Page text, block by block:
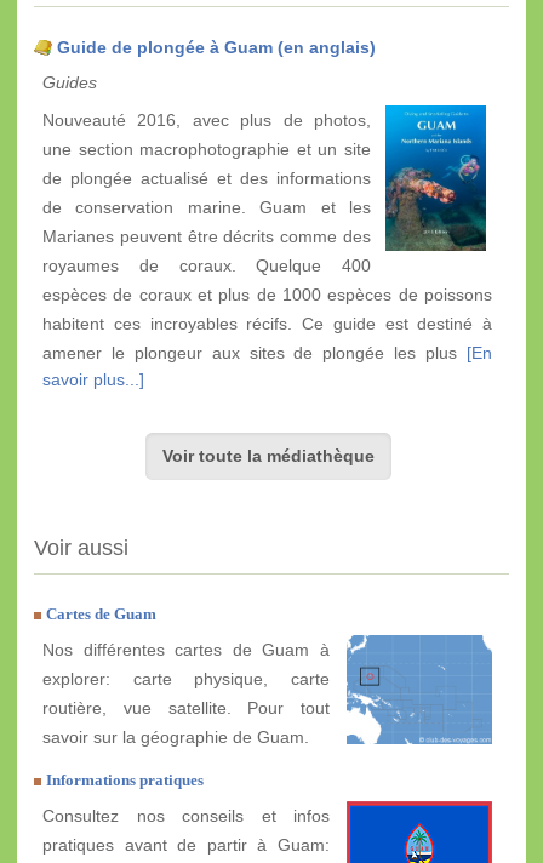
Guide de plongée à Guam (en anglais)
Guides
Nouveauté 2016, avec plus de photos,
une section macrophotographie et un site
de plongée actualisé et des informations
de conservation marine. Guam et les
Marianes peuvent être décrits comme des
royaumes de coraux. Quelque 400
espèces de coraux et plus de 1000 espèces de poissons
habitent ces incroyables récifs. Ce guide est destiné à
amener le plongeur aux sites de plongée les plus [En
savoir plus...]
Voir toute la médiathèque
Voir aussi
Cartes de Guam
Nos différentes cartes de Guam à
explorer: carte physique, carte
routière, vue satellite. Pour tout
savoir sur la géographie de Guam.
Informations pratiques
Consultez nos conseils et infos
pratiques avant de partir à Guam: